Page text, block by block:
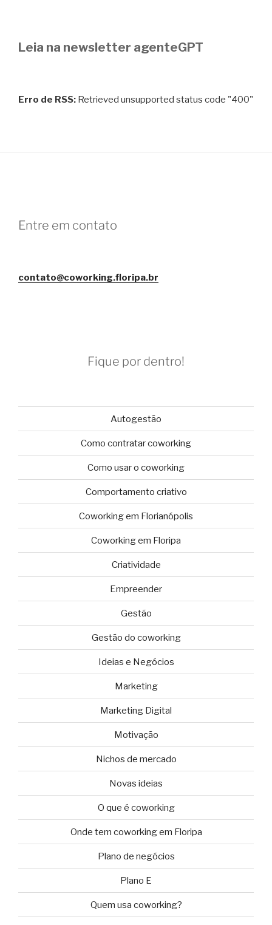
Leia na newsletter agenteGPT
Erro de RSS: Retrieved unsupported status code "400"
Entre em contato
contato@coworking.floripa.br
Fique por dentro!
Autogestão
Como contratar coworking
Como usar o coworking
Comportamento criativo
Coworking em Florianópolis
Coworking em Floripa
Criatividade
Empreender
Gestão
Gestão do coworking
Ideias e Negócios
Marketing
Marketing Digital
Motivação
Nichos de mercado
Novas ideias
O que é coworking
Onde tem coworking em Floripa
Plano de negócios
Plano E
Quem usa coworking?